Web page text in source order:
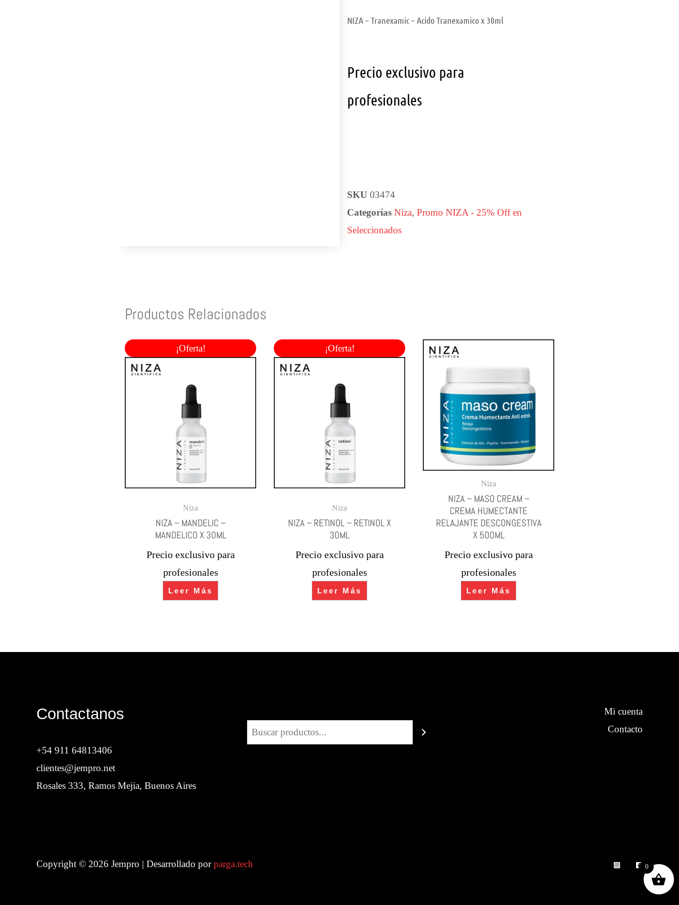
NIZA – Tranexamic – Acido Tranexamico x 30ml
Precio exclusivo para
profesionales
SKU 03474
Categorías Niza, Promo NIZA - 25% Off en
Seleccionados
Productos Relacionados
¡Oferta!
Niza
NIZA – MANDELIC –
MANDELICO X 30ML
Precio exclusivo para
profesionales
Leer Más
¡Oferta!
Niza
NIZA – RETINOL – RETINOL X
30ML
Precio exclusivo para
profesionales
Leer Más
Niza
NIZA – MASO CREAM –
CREMA HUMECTANTE
RELAJANTE DESCONGESTIVA
X 500ML
Precio exclusivo para
profesionales
Leer Más
Contactanos
+54 911 64813406
clientes@jempro.net
Rosales 333, Ramos Mejia, Buenos Aires
Mi cuenta
Contacto
Copyright © 2026 Jempro | Desarrollado porparga.tech 0